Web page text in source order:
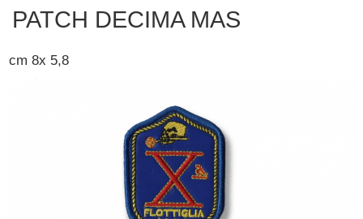
PATCH DECIMA MAS
cm 8x 5,8